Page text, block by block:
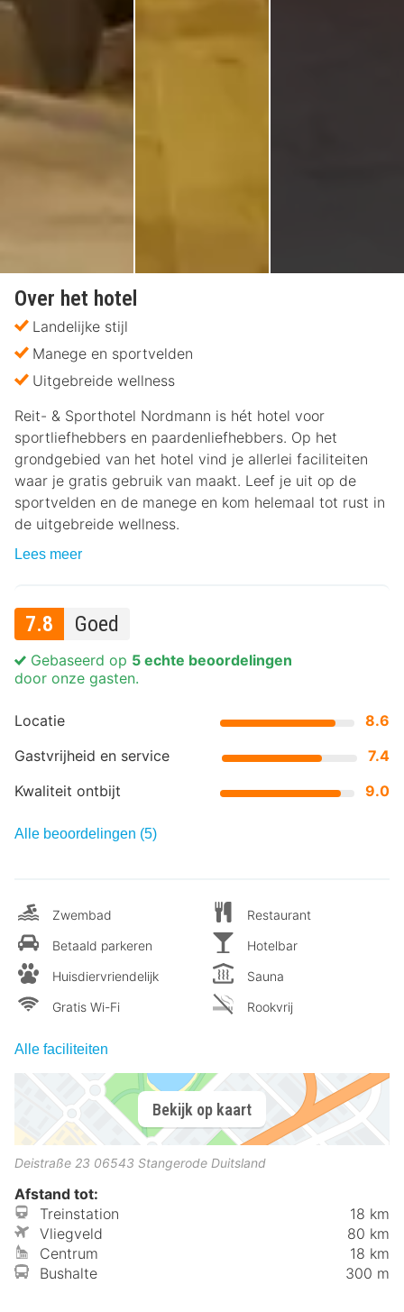
Over het hotel
Landelijke stijl
Manege en sportvelden
Uitgebreide wellness
Reit- & Sporthotel Nordmann is hét hotel voor
sportliefhebbers en paardenliefhebbers. Op het
grondgebied van het hotel vind je allerlei faciliteiten
waar je gratis gebruik van maakt. Leef je uit op de
sportvelden en de manege en kom helemaal tot rust in
de uitgebreide wellness.
Lees meer
7.8 Goed
Locatie
8.6
Gastvrijheid en service
7.4
Kwaliteit ontbijt
9.0
Gebaseerd op 5 echte beoordelingen
door onze gasten.
Alle beoordelingen (5)
Zwembad
Betaald parkeren
Huisdiervriendelijk
Gratis Wi-Fi
Restaurant
Hotelbar
Sauna
Rookvrij
Alle faciliteiten
Bekijk op kaart
Deistraße 23 06543 Stangerode Duitsland
Afstand tot:
Treinstation
18 km
Vliegveld
80 km
Centrum
18 km
Bushalte
300 m